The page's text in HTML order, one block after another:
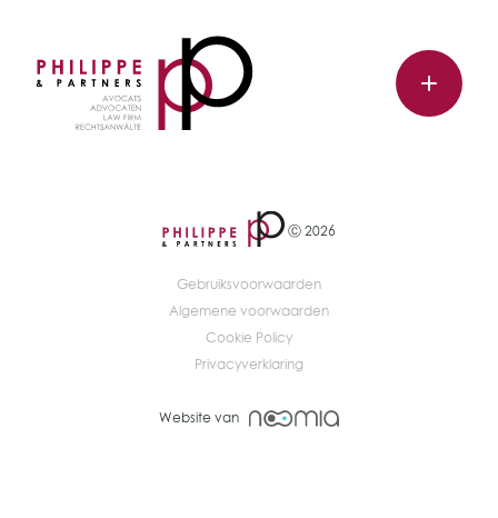
Ⓒ 2026
Gebruiksvoorwaarden
Algemene voorwaarden
Cookie Policy
Privacyverklaring
Website van